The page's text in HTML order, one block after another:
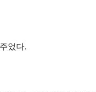
었다.